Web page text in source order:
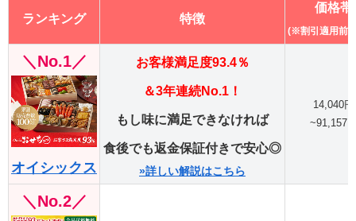
ランキング 特徴
価格帯
(※割引適用前
＼No.1／
オイシックス
お客様満足度93.4％
＆3年連続No.1！
もし味に満足できなければ
食後でも返金保証付きで安心◎
»詳しい解説はこちら
14,040円
~91,157
＼No.2／